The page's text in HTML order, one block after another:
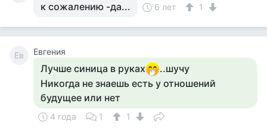
к сожалению -да... 6 лет 1
Ев Евгения
Лучше синица в руках
..шучу
Никогда не знаешь есть у отношений
будущее или нет
4 года 1 1